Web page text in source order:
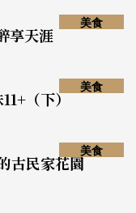
享天涯
美食
（下）
美食
古民家花園
美食